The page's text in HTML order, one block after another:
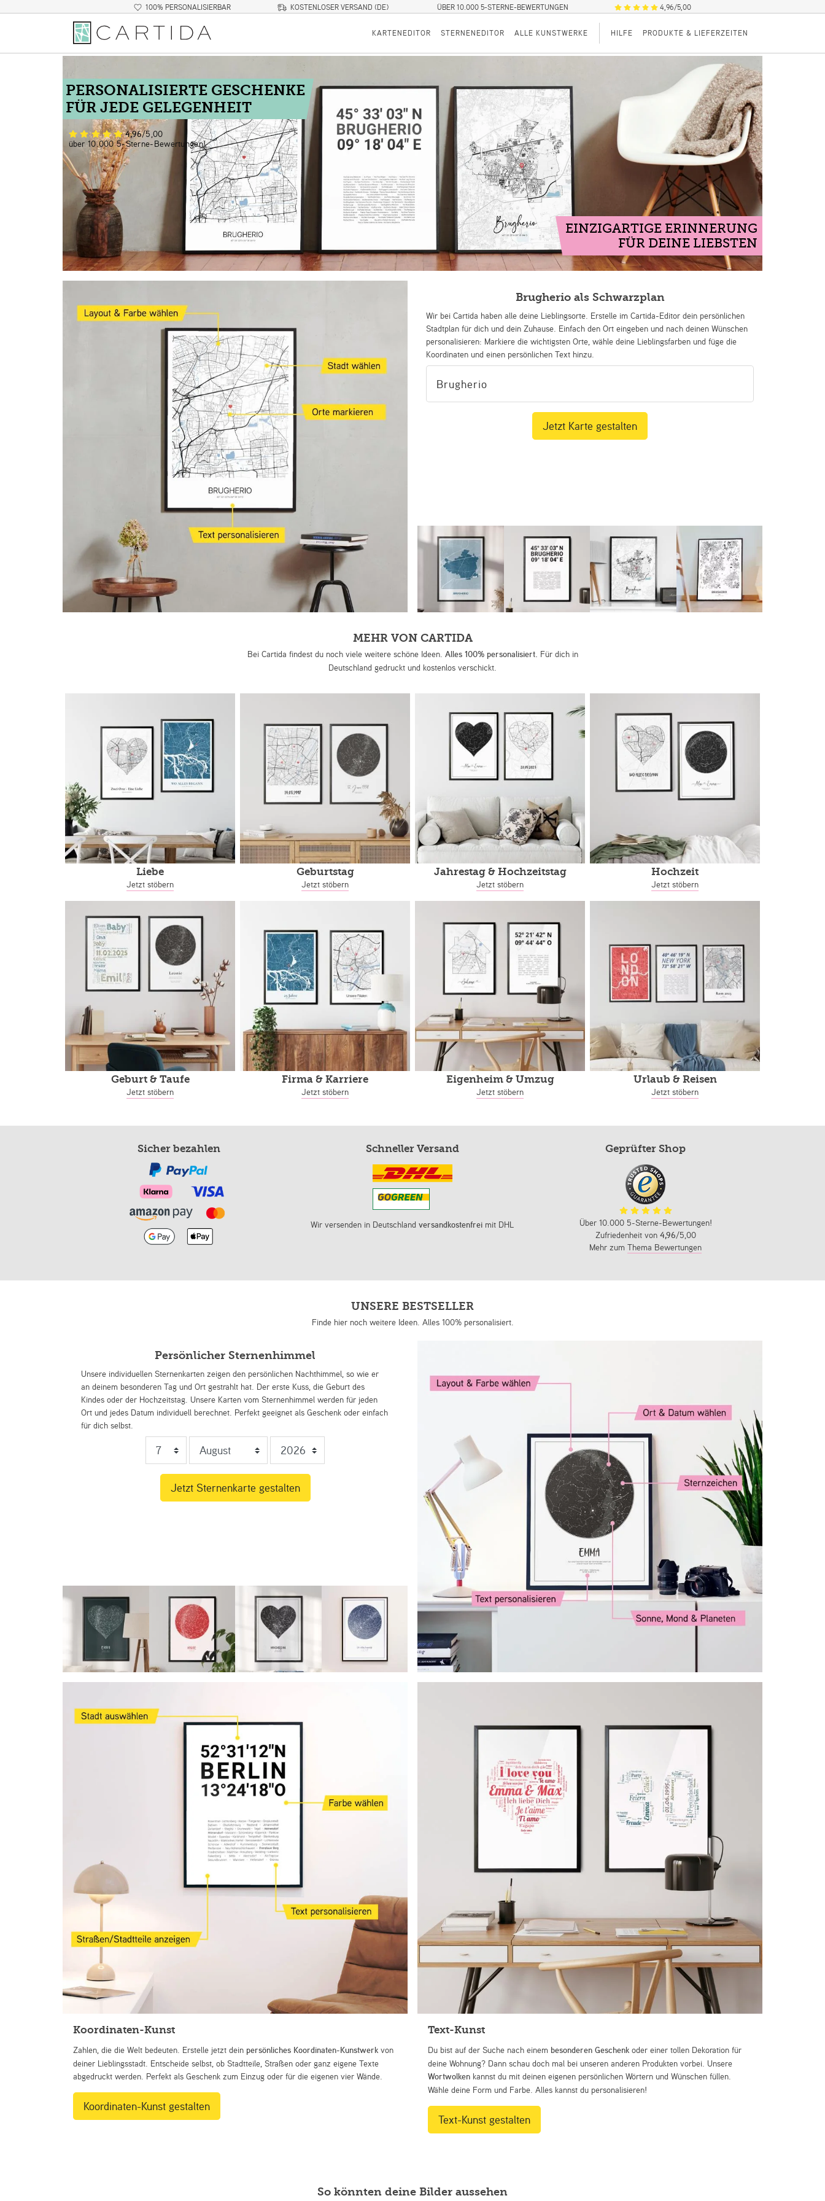
100% PERSONALISIERBAR KOSTENLOSER VERSAND (DE) ÜBER 10.000 5-STERNE-BEWERTUNGEN 4,96/5,00
KARTENEDITOR STERNENEDITOR ALLE KUNSTWERKE HILFE PRODUKTE & LIEFERZEITEN
PERSONALISIERTE GESCHENKE
FÜR JEDE GELEGENHEIT
4,96/5,00
über 10.000 5-Sterne-Bewertungen!
EINZIGARTIGE ERINNERUNG
FÜR DEINE LIEBSTEN
Brugherio als Schwarzplan
Wir bei Cartida haben alle deine Lieblingsorte. Erstelle im Cartida-Editor dein persönlichen
Stadtplan für dich und dein Zuhause. Einfach den Ort eingeben und nach deinen Wünschen
personalisieren: Markiere die wichtigsten Orte, wähle deine Lieblingsfarben und füge die
Koordinaten und einen persönlichen Text hinzu.
Jetzt Karte gestalten
MEHR VON CARTIDA
Bei Cartida findest du noch viele weitere schöne Ideen. Alles 100% personalisiert. Für dich in
Deutschland gedruckt und kostenlos verschickt.
Liebe
Jetzt stöbern
Geburtstag
Jetzt stöbern
Jahrestag& Hochzeitstag
Jetzt stöbern
Hochzeit
Jetzt stöbern
Geburt & Taufe
Jetzt stöbern
Firma & Karriere
Jetzt stöbern
Eigenheim& Umzug
Jetzt stöbern
Urlaub & Reisen
Jetzt stöbern
Sicher bezahlen Schneller Versand
Wir versenden in Deutschlandversandkostenfrei mit DHL
Geprüfter Shop
Über 10.000 5-Sterne-Bewertungen!
Zufriedenheit von 4,96/5,00
Mehr zumThema Bewertungen
UNSERE BESTSELLER
Finde hier noch weitere Ideen. Alles 100% personalisiert.
Persönlicher Sternenhimmel
Unsere individuellen Sternenkarten zeigen den persönlichen Nachthimmel, so wie er
an deinem besonderen Tag und Ort gestrahlt hat. Der erste Kuss, die Geburt des
Kindes oder der Hochzeitstag. Unsere Karten vom Sternenhimmel werden für jeden
Ort und jedes Datum individuell berechnet. Perfekt geeignet als Geschenk oder einfach
für dich selbst.
Koordinaten-Kunst
Zahlen, die die Welt bedeuten. Erstelle jetzt dein persönliches Koordinaten-Kunstwerk von
deiner Lieblingsstadt. Entscheide selbst, ob Stadtteile, Straßen oder ganz eigene Texte
abgedruckt werden. Perfekt als Geschenk zum Einzug oder für die eigenen vier Wände.
Koordinaten-Kunst gestalten
Text-Kunst
Du bist auf der Suche nach einem besonderen Geschenk oder einer tollen Dekoration für
deine Wohnung? Dann schau doch mal bei unseren anderen Produkten vorbei. Unsere
Wortwolken kannst du mit deinen eigenen persönlichen Wörtern und Wünschen füllen.
Wähle deine Form und Farbe. Alles kannst du personalisieren!
Text-Kunst gestalten
So könnten deine Bilder aussehen